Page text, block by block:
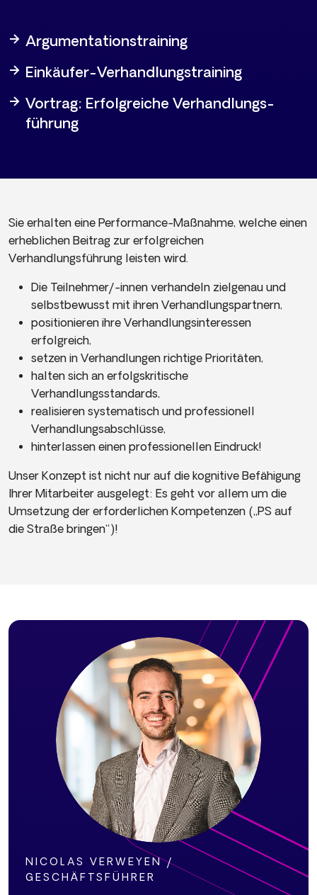
Argumentations­training
Einkäufer-Verhandlungstraining
Vortrag: Erfolgreiche Verhandlungs­­
führung
Sie erhalten eine Performance-Maßnahme, welche einen
erheblichen Beitrag zur erfolgreichen
Verhandlungsführung leisten wird.
Die Teilnehmer/-innen verhandeln zielgenau und
selbstbewusst mit ihren Verhandlungspartnern,
positionieren ihre Verhandlungsinteressen
erfolgreich,
setzen in Verhandlungen richtige Prioritäten,
halten sich an erfolgskritische
Verhandlungsstandards,
realisieren systematisch und professionell
Verhandlungsabschlüsse,
hinterlassen einen professionellen Eindruck!
Unser Konzept ist nicht nur auf die kognitive Befähigung
Ihrer Mitarbeiter ausgelegt: Es geht vor allem um die
Umsetzung der erforderlichen Kompetenzen („PS auf
die Straße bringen“)!
NICOLAS VERWEYEN /
GESCHÄFTSFÜHRER